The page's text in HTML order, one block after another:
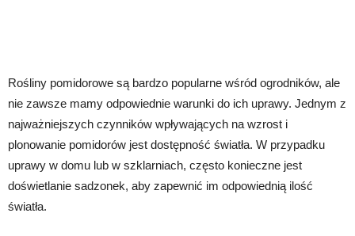
Rośliny pomidorowe są bardzo popularne wśród ogrodników, ale
nie zawsze mamy odpowiednie warunki do ich uprawy. Jednym z
najważniejszych czynników wpływających na wzrost i
plonowanie pomidorów jest dostępność światła. W przypadku
uprawy w domu lub w szklarniach, często konieczne jest
doświetlanie sadzonek, aby zapewnić im odpowiednią ilość
światła.